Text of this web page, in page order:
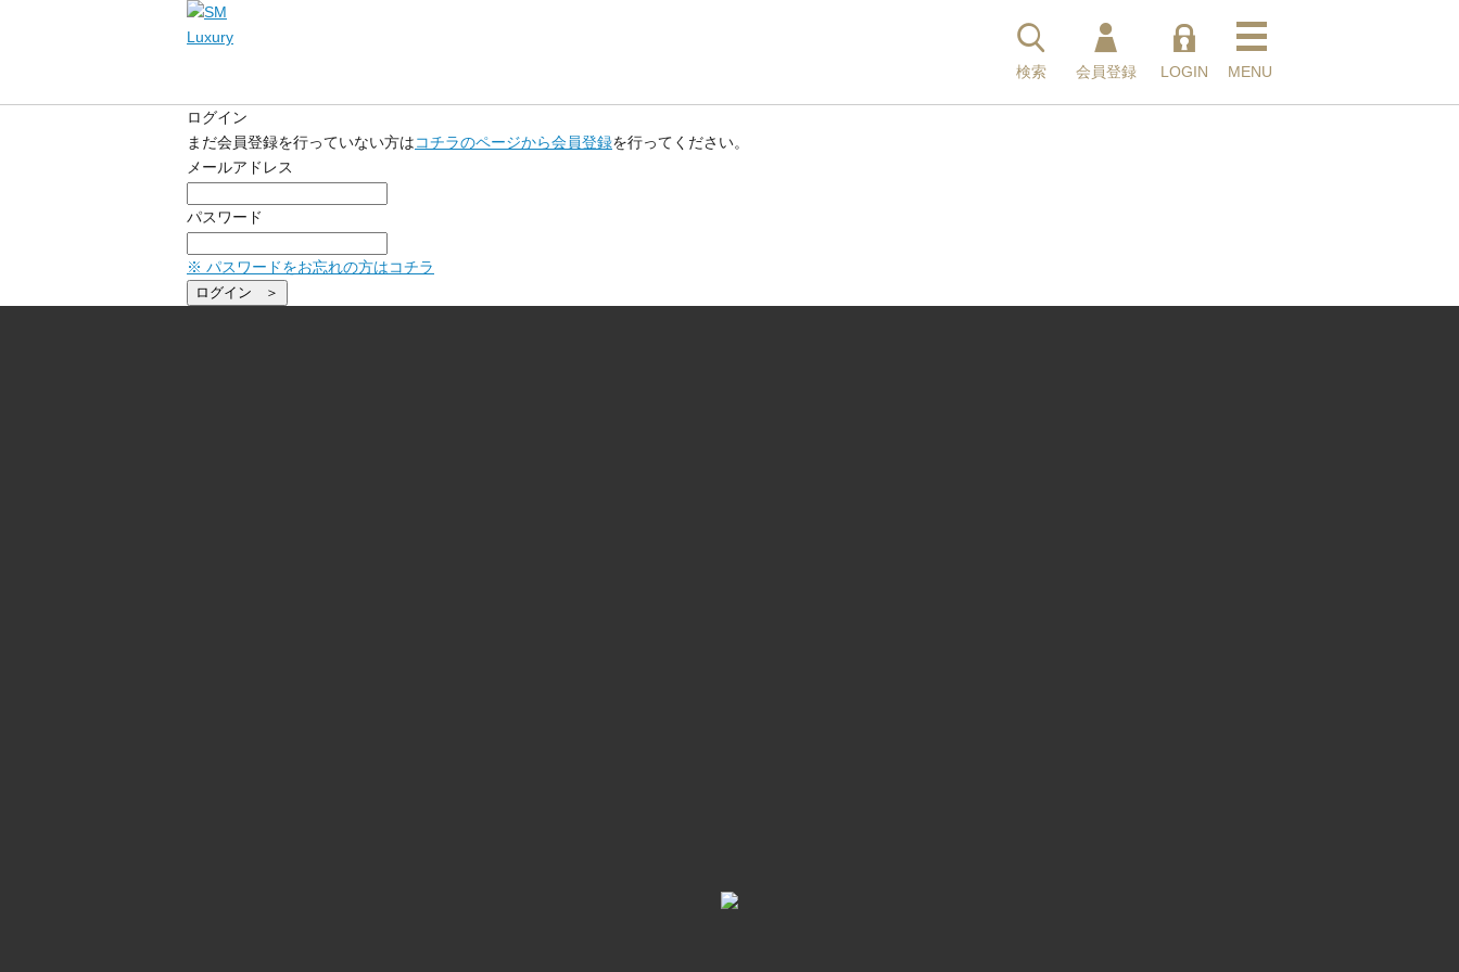
検索
会員登録
LOGIN MENU
ログイン
まだ会員登録を行っていない方はコチラのページから会員登録を行ってください。
メールアドレス
パスワード
※ パスワードをお忘れの方はコチラ